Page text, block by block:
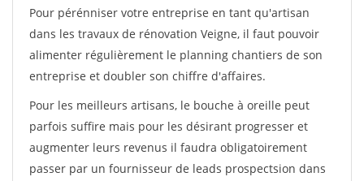
Pour pérénniser votre entreprise en tant qu'artisan
dans les travaux de rénovation Veigne, il faut pouvoir
alimenter régulièrement le planning chantiers de son
entreprise et doubler son chiffre d'affaires.
Pour les meilleurs artisans, le bouche à oreille peut
parfois suffire mais pour les désirant progresser et
augmenter leurs revenus il faudra obligatoirement
passer par un fournisseur de leads prospectsion dans